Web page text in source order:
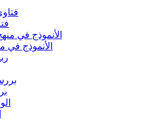
الأنموذج في